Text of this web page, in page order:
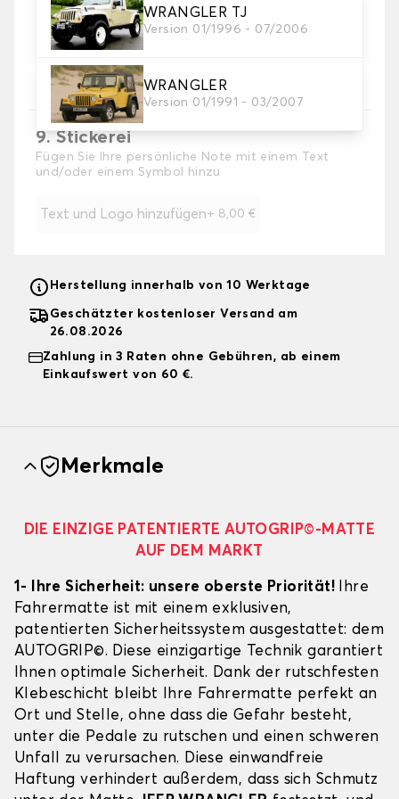
WRANGLER TJ
Version 01/1996 - 07/2006
WRANGLER
Version 01/1991 - 03/2007
8. Absatzschoner Empfohlen
Fügen Sie einen verstärkten Fersenschutz an der
Fahrermatte hinzu, um maximalen Schutz zu
Material Gummi
9. Stickerei
Fügen Sie Ihre persönliche Note mit einem Text
und/oder einem Symbol hinzu
Text und Logo hinzufügen+ 8,00 €
Herstellung innerhalb von 10 Werktage
Geschätzter kostenloser Versand am
26.08.2026
Zahlung in 3 Raten ohne Gebühren, ab einem
Einkaufswert von 60 €.
Merkmale
DIE EINZIGE PATENTIERTE AUTOGRIP©-MATTE
AUF DEM MARKT
1- Ihre Sicherheit: unsere oberste Priorität! Ihre
Fahrermatte ist mit einem exklusiven,
patentierten Sicherheitssystem ausgestattet: dem
AUTOGRIP©. Diese einzigartige Technik garantiert
Ihnen optimale Sicherheit. Dank der rutschfesten
Klebeschicht bleibt Ihre Fahrermatte perfekt an
Ort und Stelle, ohne dass die Gefahr besteht,
unter die Pedale zu rutschen und einen schweren
Unfall zu verursachen. Diese einwandfreie
Haftung verhindert außerdem, dass sich Schmutz